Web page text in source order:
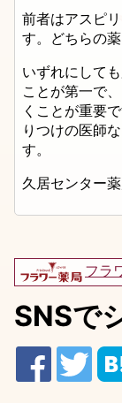
前者はアスピ
す。どちらの
いずれにして
ことが第一で
くことが重要
りつけの医師
す。
久居センター
フラ
SNSで